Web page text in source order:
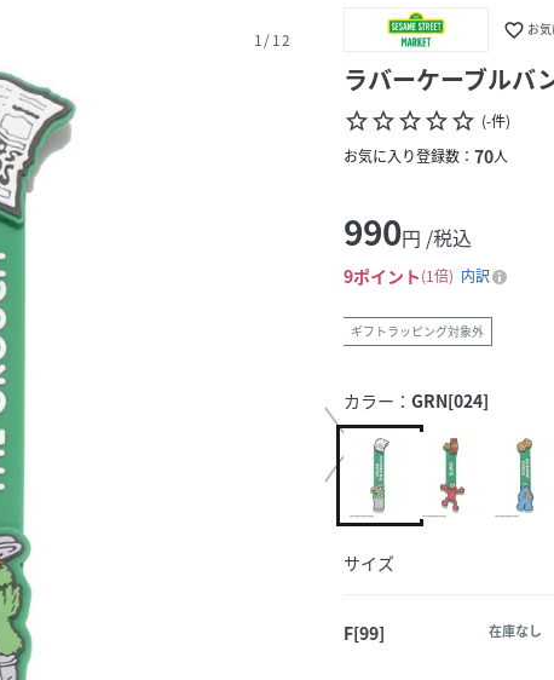
1/12 favorite_border お
ラバーケーブルバ
star_borderstar_borderstar_borderstar_borderstar_border (-件)
お気に入り登録数： 70人
990円 /税込
9ポイント 1倍 内訳
ギフトラッピング対象外
カラー： GRN[024]
サイズ
F[99] 在庫なし